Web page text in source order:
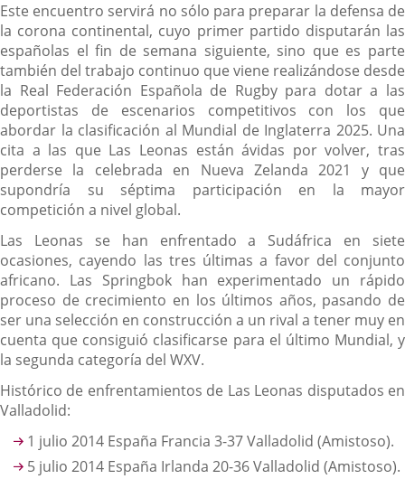
Este encuentro servirá no sólo para preparar la defensa de
la corona continental, cuyo primer partido disputarán las
españolas el fin de semana siguiente, sino que es parte
también del trabajo continuo que viene realizándose desde
la Real Federación Española de Rugby para dotar a las
deportistas de escenarios competitivos con los que
abordar la clasificación al Mundial de Inglaterra 2025. Una
cita a las que Las Leonas están ávidas por volver, tras
perderse la celebrada en Nueva Zelanda 2021 y que
supondría su séptima participación en la mayor
competición a nivel global.
Las Leonas se han enfrentado a Sudáfrica en siete
ocasiones, cayendo las tres últimas a favor del conjunto
africano. Las Springbok han experimentado un rápido
proceso de crecimiento en los últimos años, pasando de
ser una selección en construcción a un rival a tener muy en
cuenta que consiguió clasificarse para el último Mundial, y
la segunda categoría del WXV.
Histórico de enfrentamientos de Las Leonas disputados en
Valladolid:
1 julio 2014 España Francia 3-37 Valladolid (Amistoso).
5 julio 2014 España Irlanda 20-36 Valladolid (Amistoso).